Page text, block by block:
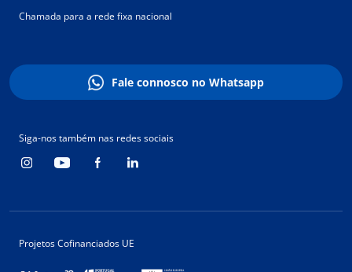
Chamada para a rede fixa nacional
Fale connosco no Whatsapp
Siga-nos também nas redes sociais
Projetos Cofinanciados UE